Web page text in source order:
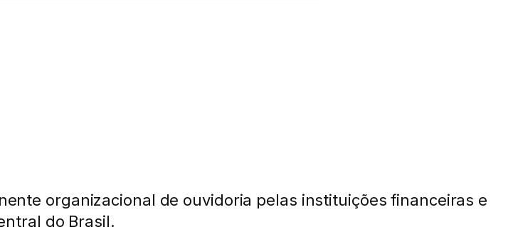
organizacional de ouvidoria pelas instituições financeiras e
do Brasil.